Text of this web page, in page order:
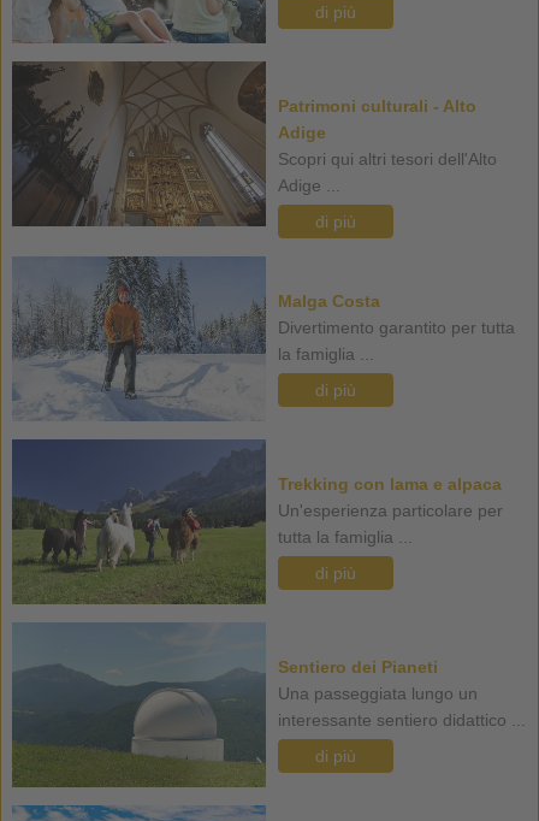
di più
Patrimoni culturali - Alto
Adige
Scopri qui altri tesori dell'Alto
Adige ...
di più
Malga Costa
Divertimento garantito per tutta
la famiglia ...
di più
Trekking con lama e alpaca
Un'esperienza particolare per
tutta la famiglia ...
di più
Sentiero dei Pianeti
Una passeggiata lungo un
interessante sentiero didattico ...
di più